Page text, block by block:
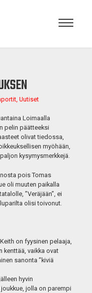
Uutiset
Loimaalla
pelin päätteeksi
olivat tiedossa,
myöhään,
kysymysmerkkejä.
pois Tomas
oli muuten paikalla
”Veräjään”, ei
olisi toivonut.
on fyysinen pelaaja,
kenttää, vaikka ovat
sanonta ”kiviä
hyvin
jolla on parempi